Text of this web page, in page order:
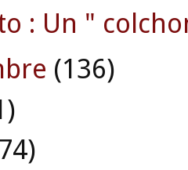
: Un "
(136)